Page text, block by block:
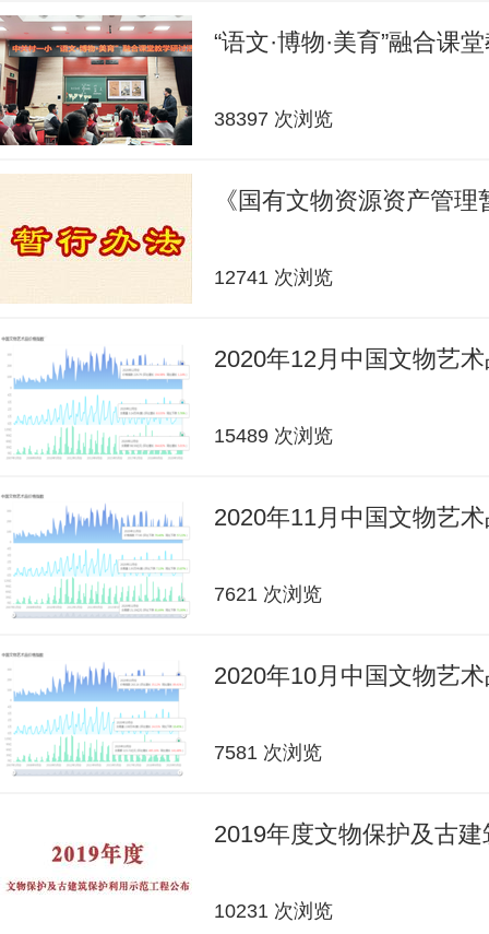
“语文·博物·美育”融合课
38397 次浏览
《国有文物资源资产管
12741 次浏览
2020年12月中国文物艺
15489 次浏览
2020年11月中国文物艺
7621 次浏览
2020年10月中国文物艺
7581 次浏览
2019年度文物保护及古
10231 次浏览